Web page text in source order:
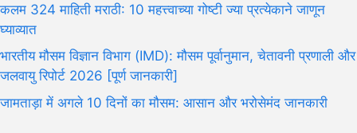
कलम 324 माहिती मराठी: 10 महत्त्वाच्या गोष्टी ज्या प्रत्येकाने जाणून
घ्याव्यात
भारतीय मौसम विज्ञान विभाग (IMD): मौसम पूर्वानुमान, चेतावनी प्रणाली और
जलवायु रिपोर्ट 2026 [पूर्ण जानकारी]
जामताड़ा में अगले 10 दिनों का मौसम: आसान और भरोसेमंद जानकारी